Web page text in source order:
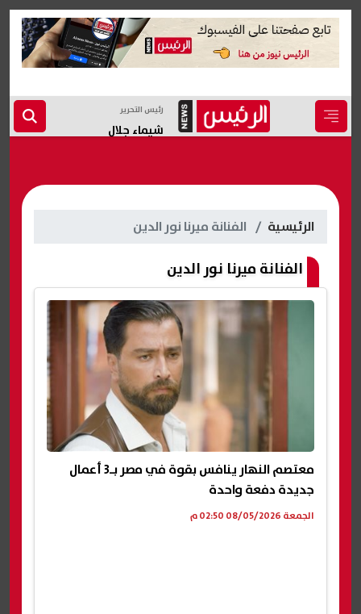
رئيس التحرير
شيماء جلال
الرئيسية الفنانة ميرنا نور الدين
الفنانة ميرنا نور الدين
معتصم النهار ينافس بقوة في مصر بـ3 أعمال
جديدة دفعة واحدة
الجمعة 08/05/2026 02:50 م